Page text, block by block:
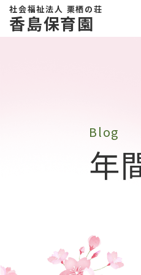
社会福祉法人 栗栖の荘
香島保育園
Blog
年